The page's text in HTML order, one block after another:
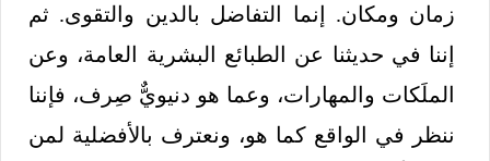
زمان ومكان. إنما التفاضل بالدين والتقوى. ثم
إننا في حديثنا عن الطبائع البشرية العامة، وعن
الملَكات والمهارات، وعما هو دنيويٌّ صِرف، فإننا
ننظر في الواقع كما هو، ونعترف بالأفضلية لمن